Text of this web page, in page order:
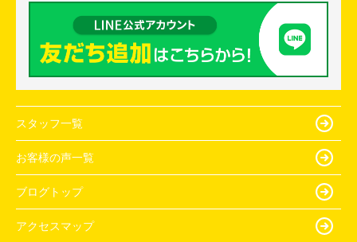
スタッフ一覧
お客様の声一覧
ブログトップ
アクセスマップ